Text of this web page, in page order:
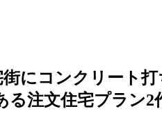
にコンクリート
注文住宅プラン2